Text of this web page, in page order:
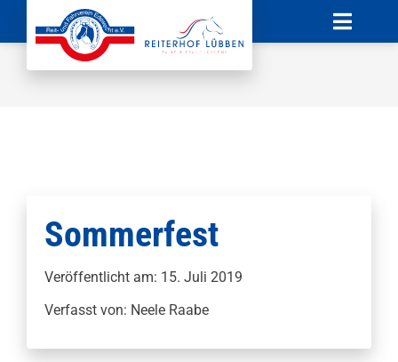
Toggle
Startseite
Sponsoren
Sommerfest
Veröffentlicht am: 15. Juli 2019
Verfasst von: Neele Raabe